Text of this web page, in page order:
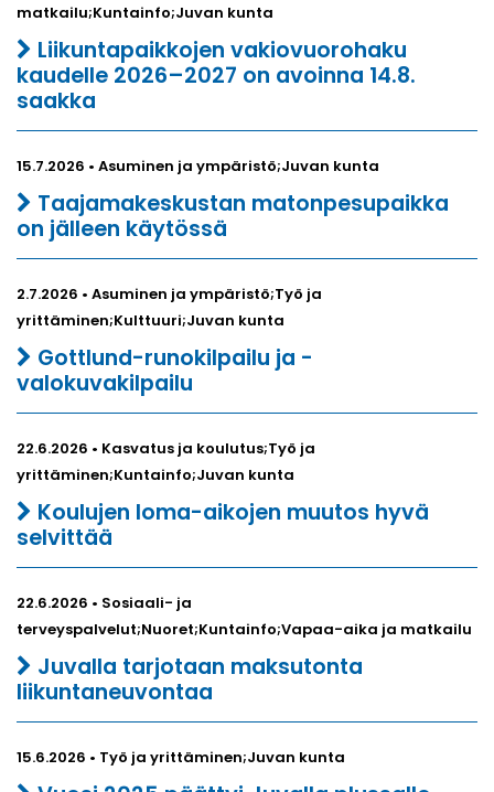
matkailu;Kuntainfo;Juvan kunta
Liikuntapaikkojen vakiovuorohaku
kaudelle 2026–2027 on avoinna 14.8.
saakka
15.7.2026 • Asuminen ja ympäristö;Juvan kunta
Taajamakeskustan matonpesupaikka
on jälleen käytössä
2.7.2026 • Asuminen ja ympäristö;Työ ja
yrittäminen;Kulttuuri;Juvan kunta
Gottlund-runokilpailu ja -
valokuvakilpailu
22.6.2026 • Kasvatus ja koulutus;Työ ja
yrittäminen;Kuntainfo;Juvan kunta
Koulujen loma-aikojen muutos hyvä
selvittää
22.6.2026 • Sosiaali- ja
terveyspalvelut;Nuoret;Kuntainfo;Vapaa-aika ja matkailu
Juvalla tarjotaan maksutonta
liikuntaneuvontaa
15.6.2026 • Työ ja yrittäminen;Juvan kunta